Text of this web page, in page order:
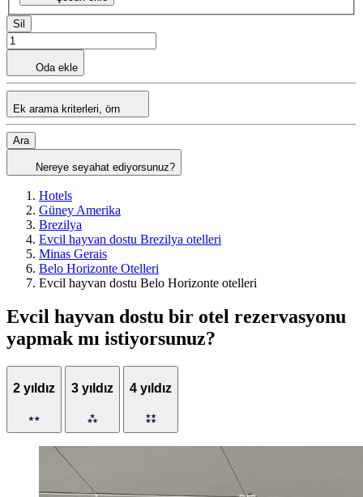
Sil
Oda ekle
Ek arama kriterleri, örn
Ara
Nereye seyahat ediyorsunuz?
Hotels
Güney Amerika
Brezilya
Evcil hayvan dostu Brezilya otelleri
Minas Gerais
Belo Horizonte Otelleri
Evcil hayvan dostu Belo Horizonte otelleri
Evcil hayvan dostu bir otel rezervasyonu
yapmak mı istiyorsunuz?
2 yıldız 3 yıldız 4 yıldız